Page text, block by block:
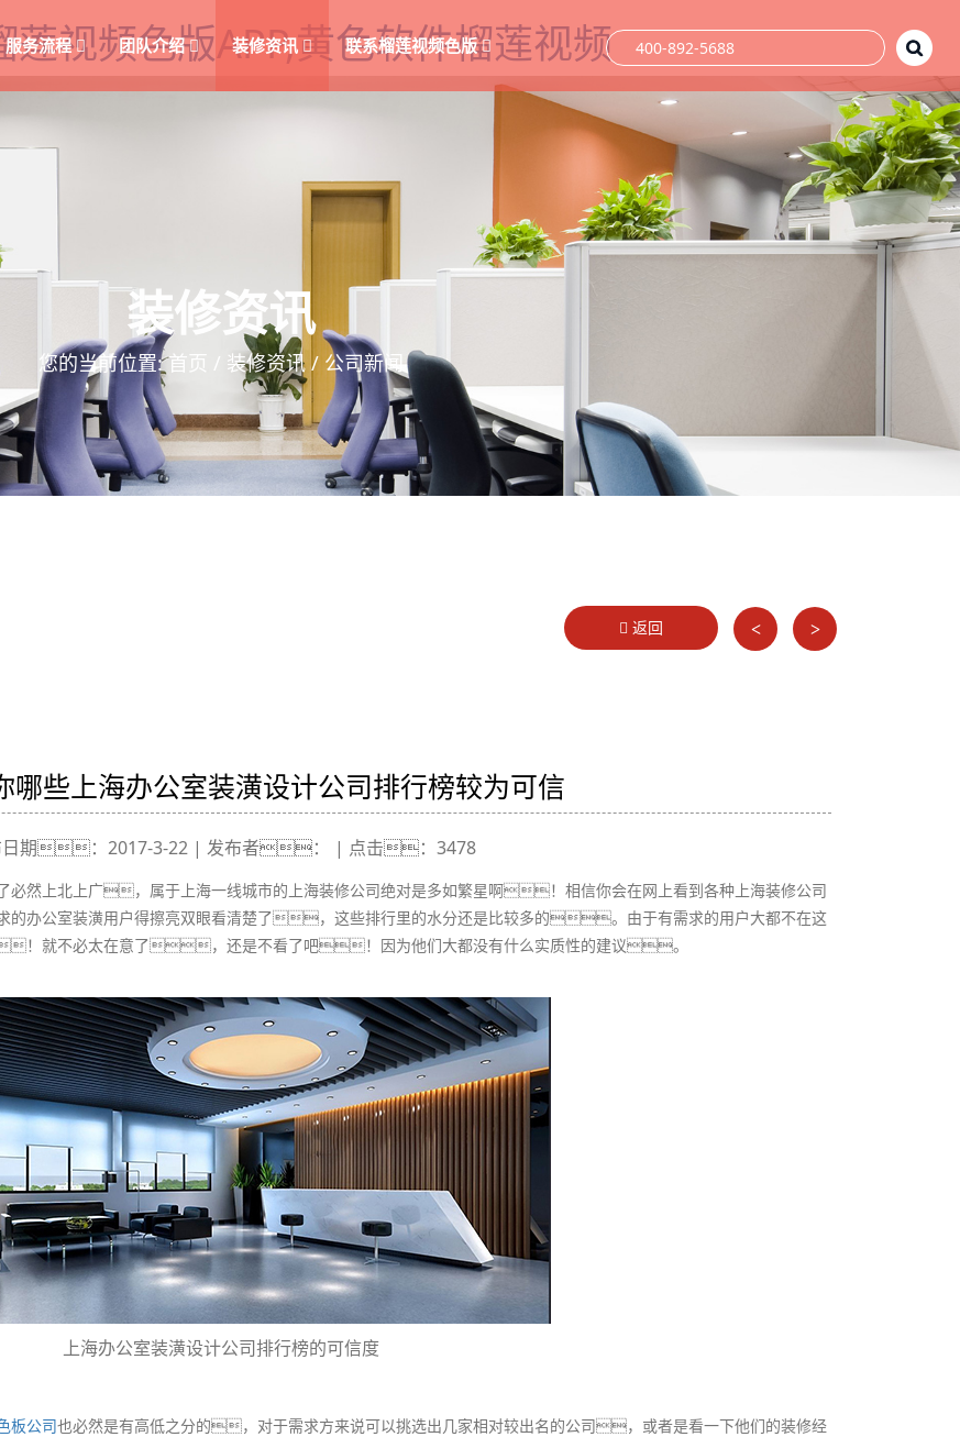
视频色版APP,黄色软件榴莲视频
服务流程 团队介绍 装修资讯 联系榴莲视频色版 400-892-5688
装修资讯
您的当前位置:首页 / 装修资讯 / 公司新闻
返回 < >
哪些上海办公室装潢设计公司排行榜较为可信
日期：2017-3-22 | 发布者： | 点击：3478
然上北上广，属于上海一线城市的上海装修公司绝对是多如繁星啊！相信你会在网上看到各种上海装修公司
办公室装潢用户得擦亮双眼看清楚了，这些排行里的水分还是比较多的。由于有需求的用户大都不在这
！就不必太在意了，还是不看了吧！因为他们大都没有什么实质性的建议。
上海办公室装潢设计公司排行榜的可信度
板公司也必然是有高低之分的，对于需求方来说可以挑选出几家相对较出名的公司，或者是看一下他们的装修经